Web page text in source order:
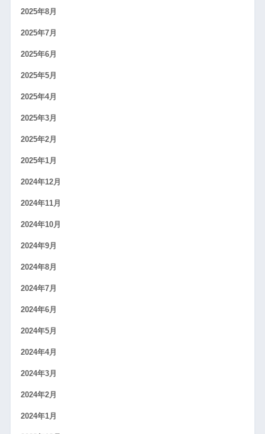
2025年8月
2025年7月
2025年6月
2025年5月
2025年4月
2025年3月
2025年2月
2025年1月
2024年12月
2024年11月
2024年10月
2024年9月
2024年8月
2024年7月
2024年6月
2024年5月
2024年4月
2024年3月
2024年2月
2024年1月